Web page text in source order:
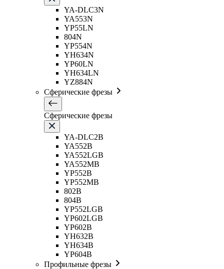
YA-DLC3N
YA553N
YP55LN
804N
YP554N
YH634N
YP60LN
YH634LN
YZ884N
Сферические фрезы
Сферические фрезы
YA-DLC2B
YA552B
YA552LGB
YA552MB
YP552B
YP552MB
802B
804B
YP552LGB
YP602LGB
YP602B
YH632B
YH634B
YP604B
Профильные фрезы